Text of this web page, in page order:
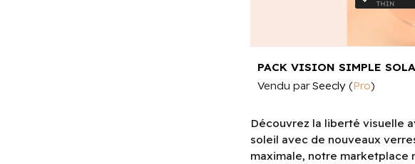
Vendu parSeecly (Pro)
Découvrez la liberté visuelle
soleil avec de nouveaux
maximale, notre marketplace